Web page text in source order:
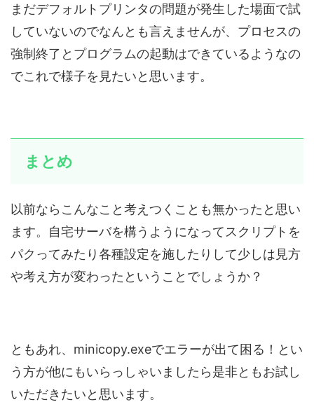
まだデフォルトプリンタの問題が発生した場面で試
していないのでなんとも言えませんが、プロセスの
強制終了とプログラムの起動はできているようなの
でこれで様子を見たいと思います。
まとめ
以前ならこんなこと考えつくことも無かったと思い
ます。自宅サーバを構うようになってスクリプトを
パクってみたり各種設定を施したりして少しは見方
や考え方が変わったということでしょうか？
ともあれ、minicopy.exeでエラーが出て困る！とい
う方が他にもいらっしゃいましたら是非ともお試し
いただきたいと思います。